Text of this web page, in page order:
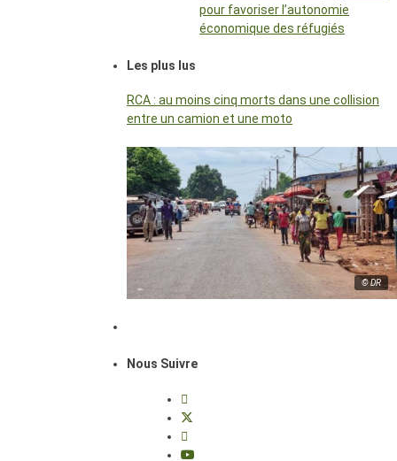
pour favoriser l’autonomie
économique des réfugiés
Les plus lus
RCA : au moins cinq morts dans une collision
entre un camion et une moto
© DR
Nous Suivre